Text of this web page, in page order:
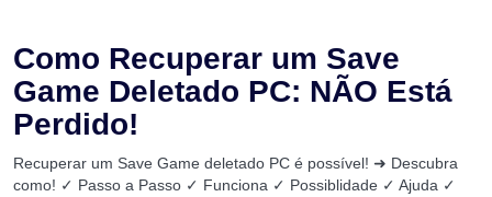
Como Recuperar um Save
Game Deletado PC: NÃO Está
Perdido!
Recuperar um Save Game deletado PC é possível! ➜ Descubra
como! ✓ Passo a Passo ✓ Funciona ✓ Possiblidade ✓ Ajuda ✓